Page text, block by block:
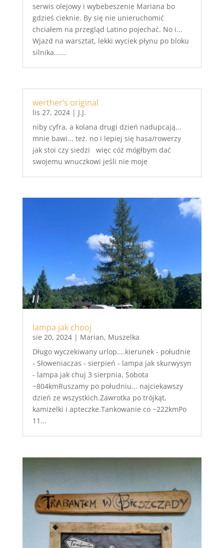
serwis olejowy i wybebeszenie Mariana bo
gdzieś cieknie. By się nie unieruchomić
chciałem na przegląd Latino pojechać. No i...
Wjazd na warsztat, lekki wyciek płynu po bloku
silnika......
werther’s original
lis 27, 2024| J.J.
niby cyfra, a kolana drugi dzień nadupcają...
mnie bawi... też. no i lepiej się hasa/rowerzy
jak stoi czy siedzi więc cóż mógłbym dać
swojemu wnuczkowi jeśli nie moje
lampa jak chooj
sie 20, 2024| Marian, Muszelka
Długo wyczekiwany urlop....kierunek - południe
- Słoweniaczas - sierpień - lampa jak skurwysyn
- lampa jak chuj 3 sierpnia, Sobota
~804kmRuszamy po południu... najciekawszy
dzień ze wszystkich.Zawrotka po trójkąt,
kamizelki i apteczke.Tankowanie co ~222kmPo
11...